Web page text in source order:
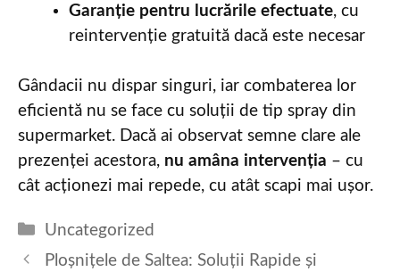
Garanție pentru lucrările efectuate, cu
reintervenție gratuită dacă este necesar
Gândacii nu dispar singuri, iar combaterea lor
eficientă nu se face cu soluții de tip spray din
supermarket. Dacă ai observat semne clare ale
prezenței acestora, nu amâna intervenția – cu
cât acționezi mai repede, cu atât scapi mai ușor.
Categories
Uncategorized
Ploșnițele de Saltea: Soluții Rapide și